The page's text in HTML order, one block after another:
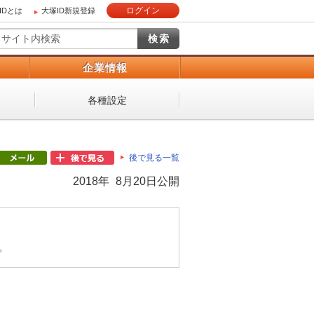
とは 大塚ID新規登録 ログイン
企業情報
各種設定
後で見る一覧
2018年 8月20日公開